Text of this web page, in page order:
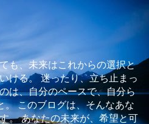
も、未来はこれからの選択と
ける。 迷ったり、立ち止まっ
は、自分のペースで、自分ら
。 このブログは、そんなあな
。 あなたの未来が、希望と可